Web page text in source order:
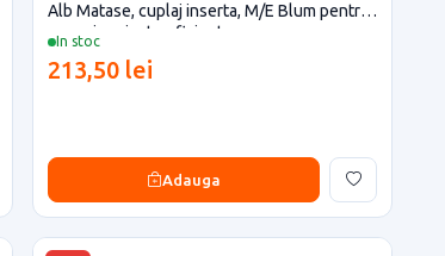
In stoc
Alb Matase, cuplaj inserta, M/E Blum pentru
casa si proiecte eficiente
213,50 lei
Adauga